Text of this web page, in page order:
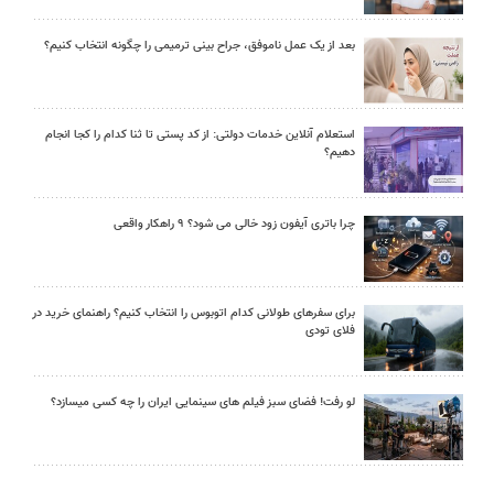
بعد از یک عمل ناموفق، جراح بینی ترمیمی را چگونه انتخاب کنیم؟
استعلام آنلاین خدمات دولتی: از کد پستی تا ثنا کدام را کجا انجام
دهیم؟
چرا باتری آیفون زود خالی می شود؟ ۹ راهکار واقعی
برای سفرهای طولانی کدام اتوبوس را انتخاب کنیم؟ راهنمای خرید در
فلای تودی
لو رفت! فضای سبز فیلم های سینمایی ایران را چه کسی میسازد؟